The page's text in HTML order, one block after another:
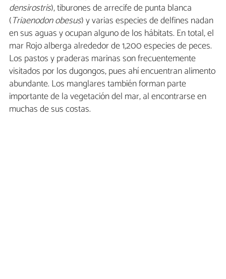
densirostris), tiburones de arrecife de punta blanca
(Triaenodon obesus) y varias especies de delfines nadan
en sus aguas y ocupan alguno de los hábitats. En total, el
mar Rojo alberga alrededor de 1,200 especies de peces.
Los pastos y praderas marinas son frecuentemente
visitados por los dugongos, pues ahí encuentran alimento
abundante. Los manglares también forman parte
importante de la vegetación del mar, al encontrarse en
muchas de sus costas.